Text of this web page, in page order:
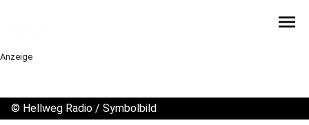
menu
Anzeige
© Hellweg Radio / Symbolbild